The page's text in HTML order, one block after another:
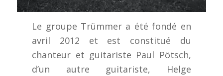
Le groupe Trümmer a été fondé en
avril 2012 et est constitué du
chanteur et guitariste Paul Pötsch,
d’un autre guitariste, Helge